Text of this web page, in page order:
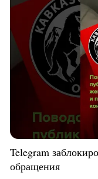
Telegram
обращения